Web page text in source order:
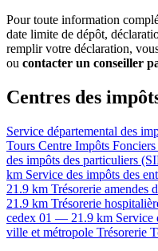
Pour toute information
date limite de dépôt,
remplir votre déclaration,
ou contacter un conseiller
Centres des
Service départemental des
Tours Centre Impôts Fonciers
des impôts des particuliers
km Service des impôts des
21.9 km Trésorerie amendes
21.9 km Trésorerie
cedex 01 — 21.9 km Service
ville et métropole Trésorerie